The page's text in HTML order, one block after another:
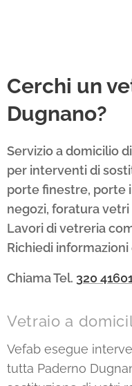
Cerchi un
Dugnano?
Servizio a domicilio
per interventi di
porte finestre, porte
negozi, foratura
Lavori di vetreria
Richiedi
Chiama Tel. 320
Vetraio a
Vefab esegue
tutta Paderno